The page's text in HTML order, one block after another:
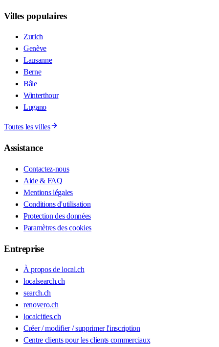
Villes populaires
Zurich
Genève
Lausanne
Berne
Bâle
Winterthour
Lugano
Toutes les villes
Assistance
Contactez-nous
Aide & FAQ
Mentions légales
Conditions d'utilisation
Protection des données
Paramètres des cookies
Entreprise
À propos de local.ch
localsearch.ch
search.ch
renovero.ch
localcities.ch
Créer / modifier / supprimer l'inscription
Centre clients pour les clients commerciaux